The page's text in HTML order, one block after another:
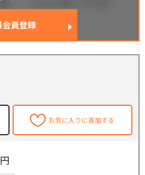
会員登録
お気に入りに追加する